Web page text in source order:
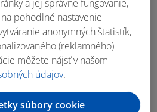
a jej správne fungovanie,
pohodlné nastavenie
anonymných štatistík,
(reklamného)
môžete nájsť v našom
údajov.
súbory cookie